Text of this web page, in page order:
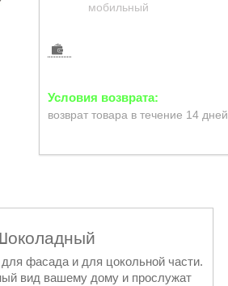
мобильный
возврат товара в течение 14 дней
фасада и для цокольной части.
вид вашему дому и прослужат